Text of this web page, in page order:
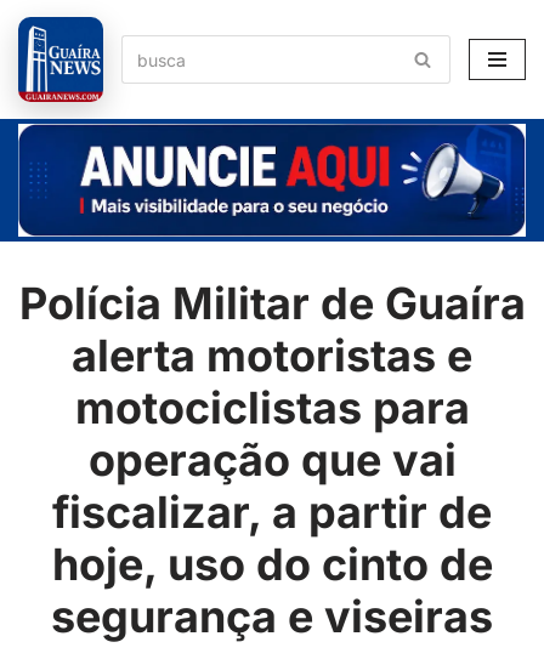
Pular
para
o
conteúdo
Polícia Militar de Guaíra
alerta motoristas e
motociclistas para
operação que vai
fiscalizar, a partir de
hoje, uso do cinto de
segurança e viseiras